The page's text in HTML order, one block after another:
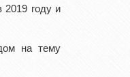
2019 году и
на тему